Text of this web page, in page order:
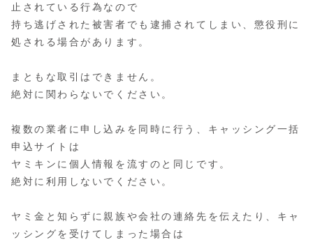
止されている行為なので
持ち逃げされた被害者でも逮捕されてしまい、懲役刑に
処される場合があります。
まともな取引はできません。
絶対に関わらないでください。
複数の業者に申し込みを同時に行う、キャッシング一括
申込サイトは
ヤミキンに個人情報を流すのと同じです。
絶対に利用しないでください。
ヤミ金と知らずに親族や会社の連絡先を伝えたり、キャ
ッシングを受けてしまった場合は